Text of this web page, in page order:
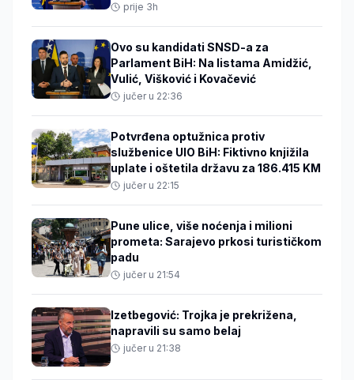
prije 3h
Ovo su kandidati SNSD-a za
Parlament BiH: Na listama Amidžić,
Vulić, Višković i Kovačević
jučer u 22:36
Potvrđena optužnica protiv
službenice UIO BiH: Fiktivno knjižila
uplate i oštetila državu za 186.415 KM
jučer u 22:15
Pune ulice, više noćenja i milioni
prometa: Sarajevo prkosi turističkom
padu
jučer u 21:54
Izetbegović: Trojka je prekrižena,
napravili su samo belaj
jučer u 21:38